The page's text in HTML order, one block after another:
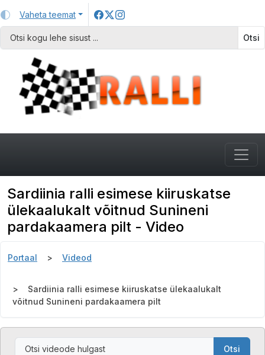
Vaheta teemat
Otsi
Sardiinia ralli esimese kiiruskatse
ülekaalukalt võitnud Sunineni
pardakaamera pilt - Video
Portaal Videod
Sardiinia ralli esimese kiiruskatse ülekaalukalt
võitnud Sunineni pardakaamera pilt
Otsi